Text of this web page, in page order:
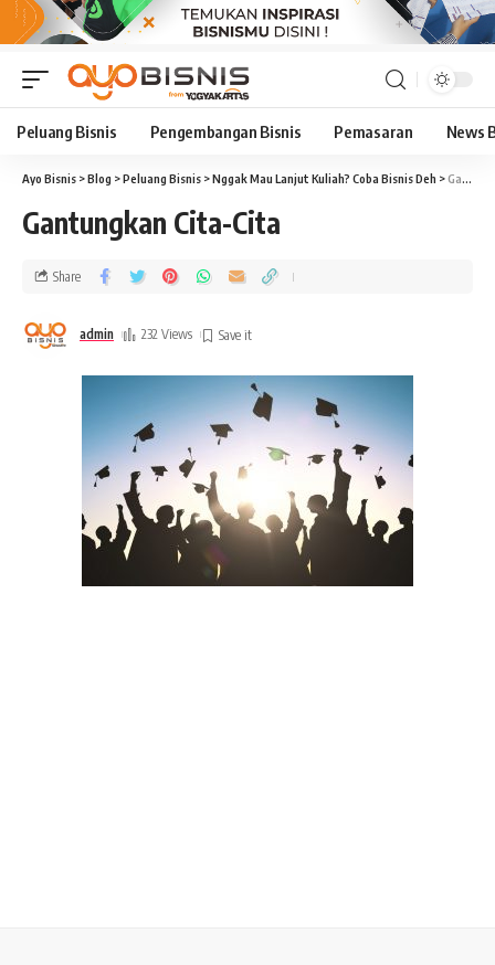
Peluang Bisnis Pengembangan Bisnis Pemasaran News
Ayo Bisnis >Blog >Peluang Bisnis >Nggak Mau Lanjut Kuliah? Coba Bisnis Deh >Gantungkan Cita-Cita
Gantungkan Cita-Cita
admin 232 Views
Share